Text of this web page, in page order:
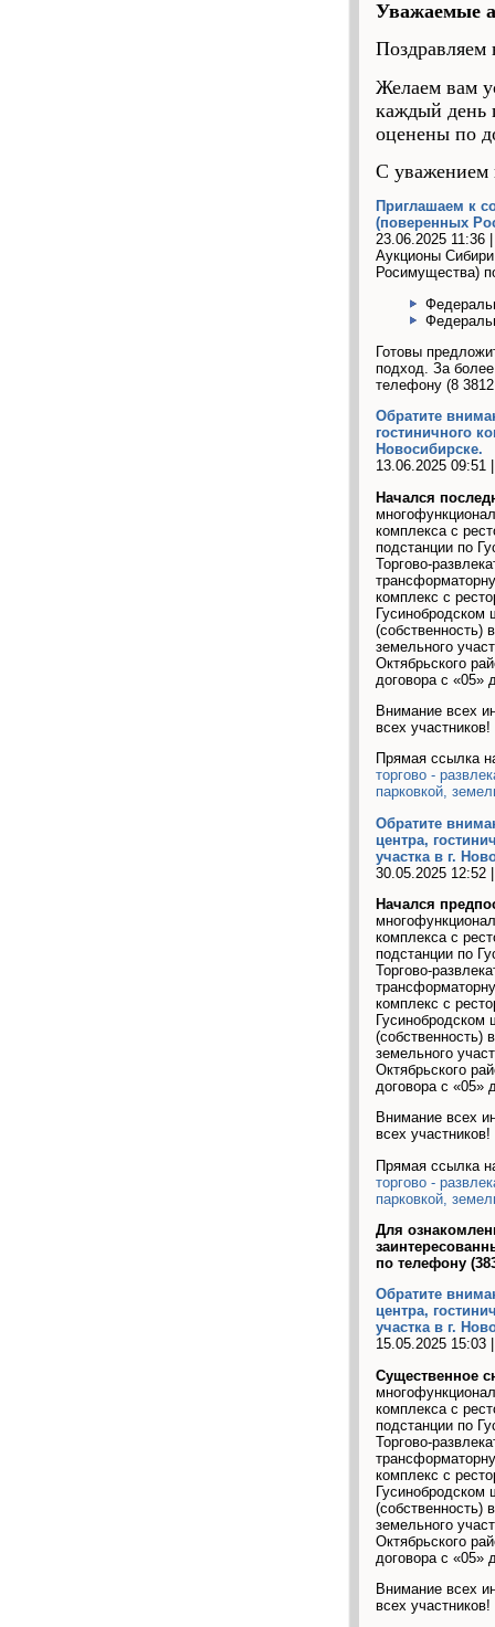
Уважаемые
Поздравляем
Желаем вам
каждый день
оценены по
С уважением
Приглашаем к
(поверенных
23.06.2025 11:36
Аукционы Сибири
Росимущества)
Готовы
подход. За
телефону (8
Обратите
гостиничного
Новосибирске.
13.06.2025 09:51
Начался
комплекса с
подстанции по
Торгово-
комплекс с
земельного
Октябрьского
договора с «05»
Внимание всех
всех участников!
Прямая ссылка
торгово -
парковкой,
Обратите
центра,
участка в г.
30.05.2025 12:52
Начался
комплекса с
подстанции по
Торгово-
комплекс с
земельного
Октябрьского
договора с «05»
Внимание всех
всех участников!
Прямая ссылка
торгово -
парковкой,
Для
по телефону
Обратите
центра,
участка в г.
15.05.2025 15:03
Cущественное
комплекса с
подстанции по
Торгово-
комплекс с
Гусинобродском
земельного
Октябрьского
договора с «05»
Внимание всех
всех участников!